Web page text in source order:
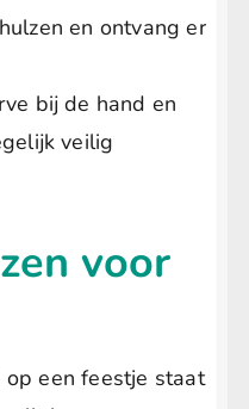
en ontvang er
bij de hand en
veilig
voor
een feestje staat